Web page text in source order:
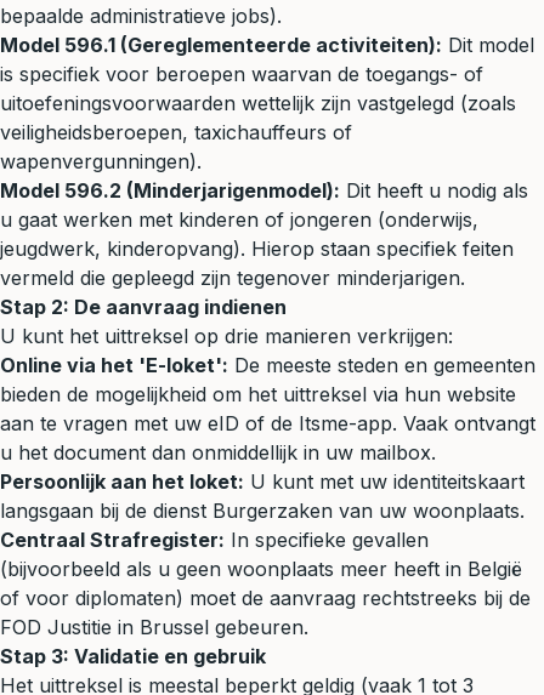
bepaalde administratieve jobs).
Model 596.1 (Gereglementeerde activiteiten): Dit model
is specifiek voor beroepen waarvan de toegangs- of
uitoefeningsvoorwaarden wettelijk zijn vastgelegd (zoals
veiligheidsberoepen, taxichauffeurs of
wapenvergunningen).
Model 596.2 (Minderjarigenmodel): Dit heeft u nodig als
u gaat werken met kinderen of jongeren (onderwijs,
jeugdwerk, kinderopvang). Hierop staan specifiek feiten
vermeld die gepleegd zijn tegenover minderjarigen.
Stap 2: De aanvraag indienen
U kunt het uittreksel op drie manieren verkrijgen:
Online via het 'E-loket': De meeste steden en gemeenten
bieden de mogelijkheid om het uittreksel via hun website
aan te vragen met uw eID of de Itsme-app. Vaak ontvangt
u het document dan onmiddellijk in uw mailbox.
Persoonlijk aan het loket: U kunt met uw identiteitskaart
langsgaan bij de dienst Burgerzaken van uw woonplaats.
Centraal Strafregister: In specifieke gevallen
(bijvoorbeeld als u geen woonplaats meer heeft in België
of voor diplomaten) moet de aanvraag rechtstreeks bij de
FOD Justitie in Brussel gebeuren.
Stap 3: Validatie en gebruik
Het uittreksel is meestal beperkt geldig (vaak 1 tot 3